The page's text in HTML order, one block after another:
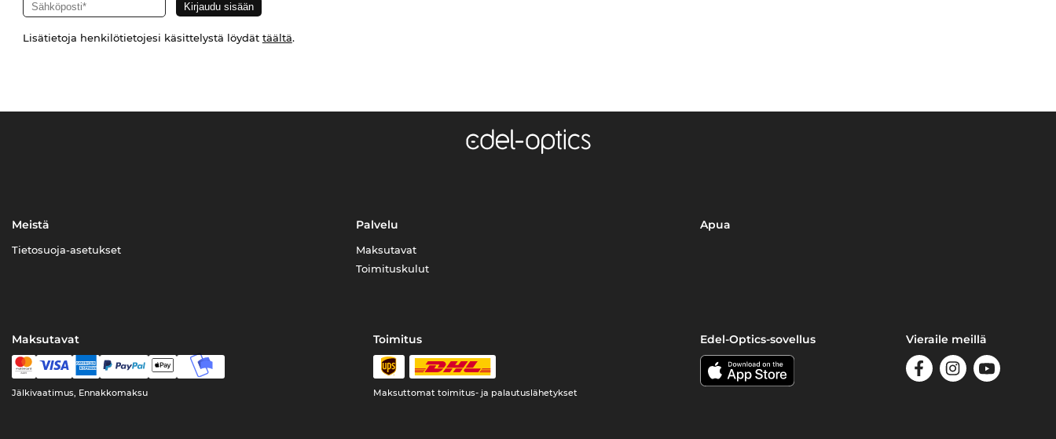
Lisätietoja henkilötietojesi käsittelystä löydät täältä.
Meistä
Tietosuoja-asetukset
Palvelu
Maksutavat
Toimituskulut
Apua
Maksutavat
Jälkivaatimus, Ennakkomaksu
Toimitus
Maksuttomat toimitus- ja palautuslähetykset
Edel-Optics-sovellus Vieraile meillä